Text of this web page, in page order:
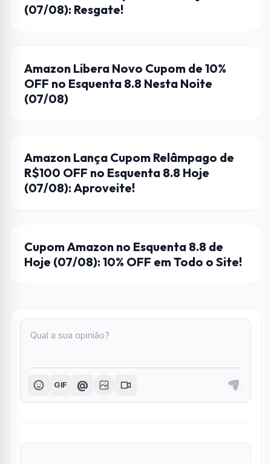
(07/08): Resgate!
AMAZON
Amazon Libera Novo Cupom de 10%
OFF no Esquenta 8.8 Nesta Noite
(07/08)
AMAZON
Amazon Lança Cupom Relâmpago de
R$100 OFF no Esquenta 8.8 Hoje
(07/08): Aproveite!
AMAZON
Cupom Amazon no Esquenta 8.8 de
Hoje (07/08): 10% OFF em Todo o Site!
GIF @